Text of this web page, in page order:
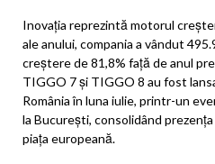
Inovația reprezintă motorul
ale anului, compania a vândut
creștere de 81,8% față de anul
TIGGO 7 și TIGGO 8 au fost
România în luna iulie, printr-un
la București, consolidând
piața europeană.